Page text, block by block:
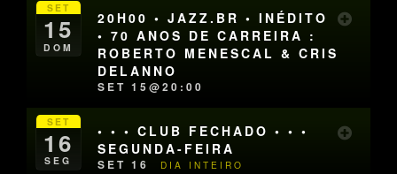
SET
15
DOM
20H00 • JAZZ.BR • INÉDITO
• 70 ANOS DE CARREIRA :
ROBERTO MENESCAL & CRIS
DELANNO
SET 15@20:00
SET
16
SEG
• • • CLUB FECHADO • • •
SEGUNDA-FEIRA
SET 16 DIA INTEIRO